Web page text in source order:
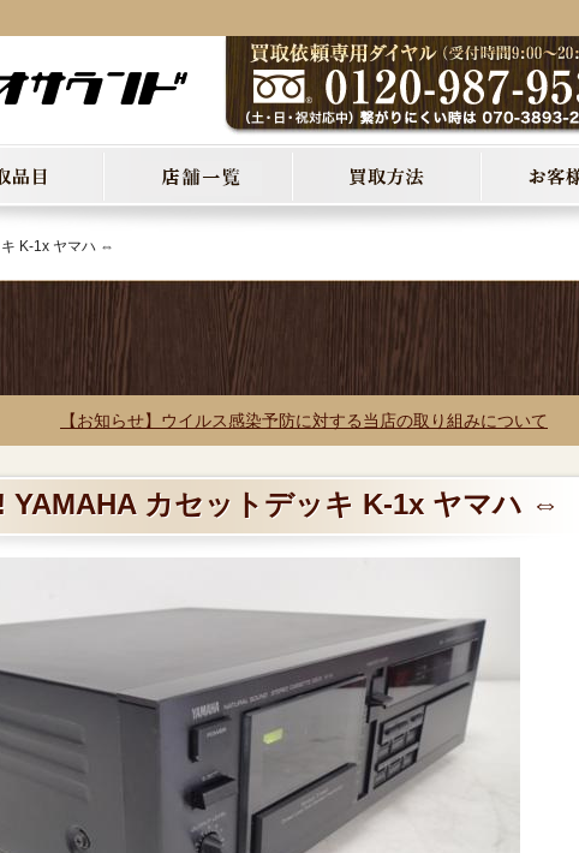
K-1x ヤマハ ⇔
【お知らせ】ウイルス感染予防に対する当店の取り組みについて
YAMAHA カセットデッキ K-1x ヤマハ ⇔